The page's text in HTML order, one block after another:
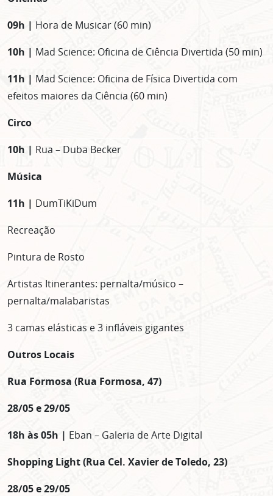
09h | Hora de Musicar (60 min)
10h | Mad Science: Oficina de Ciência Divertida (50 min)
11h | Mad Science: Oficina de Física Divertida com
efeitos maiores da Ciência (60 min)
Circo
10h | Rua – Duba Becker
Música
11h | DumTiKiDum
Recreação
Pintura de Rosto
Artistas Itinerantes: pernalta/músico –
pernalta/malabaristas
3 camas elásticas e 3 infláveis gigantes
Outros Locais
Rua Formosa (Rua Formosa, 47)
28/05 e 29/05
18h às 05h | Eban – Galeria de Arte Digital
Shopping Light (Rua Cel. Xavier de Toledo, 23)
28/05 e 29/05